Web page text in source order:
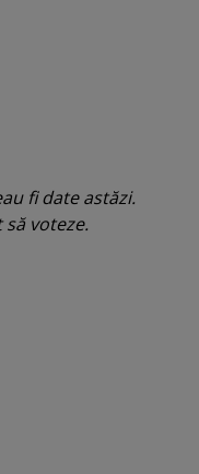
fi date astăzi.
voteze.